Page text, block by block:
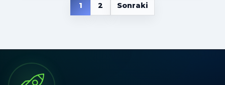
Yazı gezinmesi
1 2 Sonraki